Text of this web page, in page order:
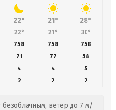
22° 21° 28°
22° 21° 30°
758 758 758
71 77
58
4 4
5
2 2 2
безоблачным, ветер до 7 м/